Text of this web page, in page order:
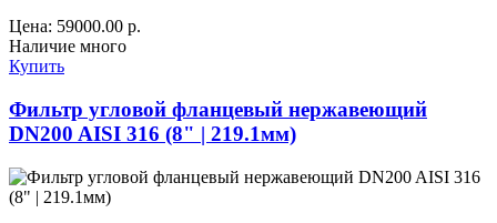
Цена: 59000.00 р.
Наличие много
Купить
Фильтр угловой фланцевый нержавеющий
DN200 AISI 316 (8" | 219.1мм)